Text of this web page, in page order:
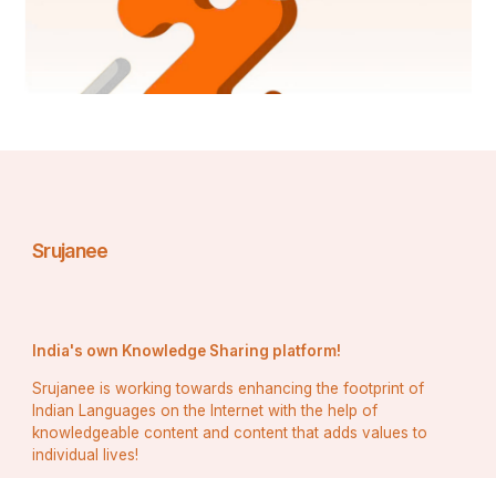
(पर्दे के पीछे से एक परछाई फिर से हिलती है... और धीरे से अंजली की
आत्मा की आवाज़ गूंजती है)
आत्मा: "इंसाफ... अब दूर नहीं..."
Srujanee
India's own Knowledge Sharing platform!
Srujanee is working towards enhancing the footprint of
Indian Languages on the Internet with the help of
knowledgeable content and content that adds values to
individual lives!